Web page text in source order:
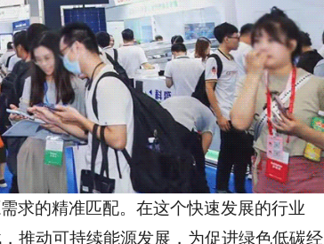
求的精准匹配。在这个快速发展的行业
推动可持续能源发展，为促进绿色低碳经